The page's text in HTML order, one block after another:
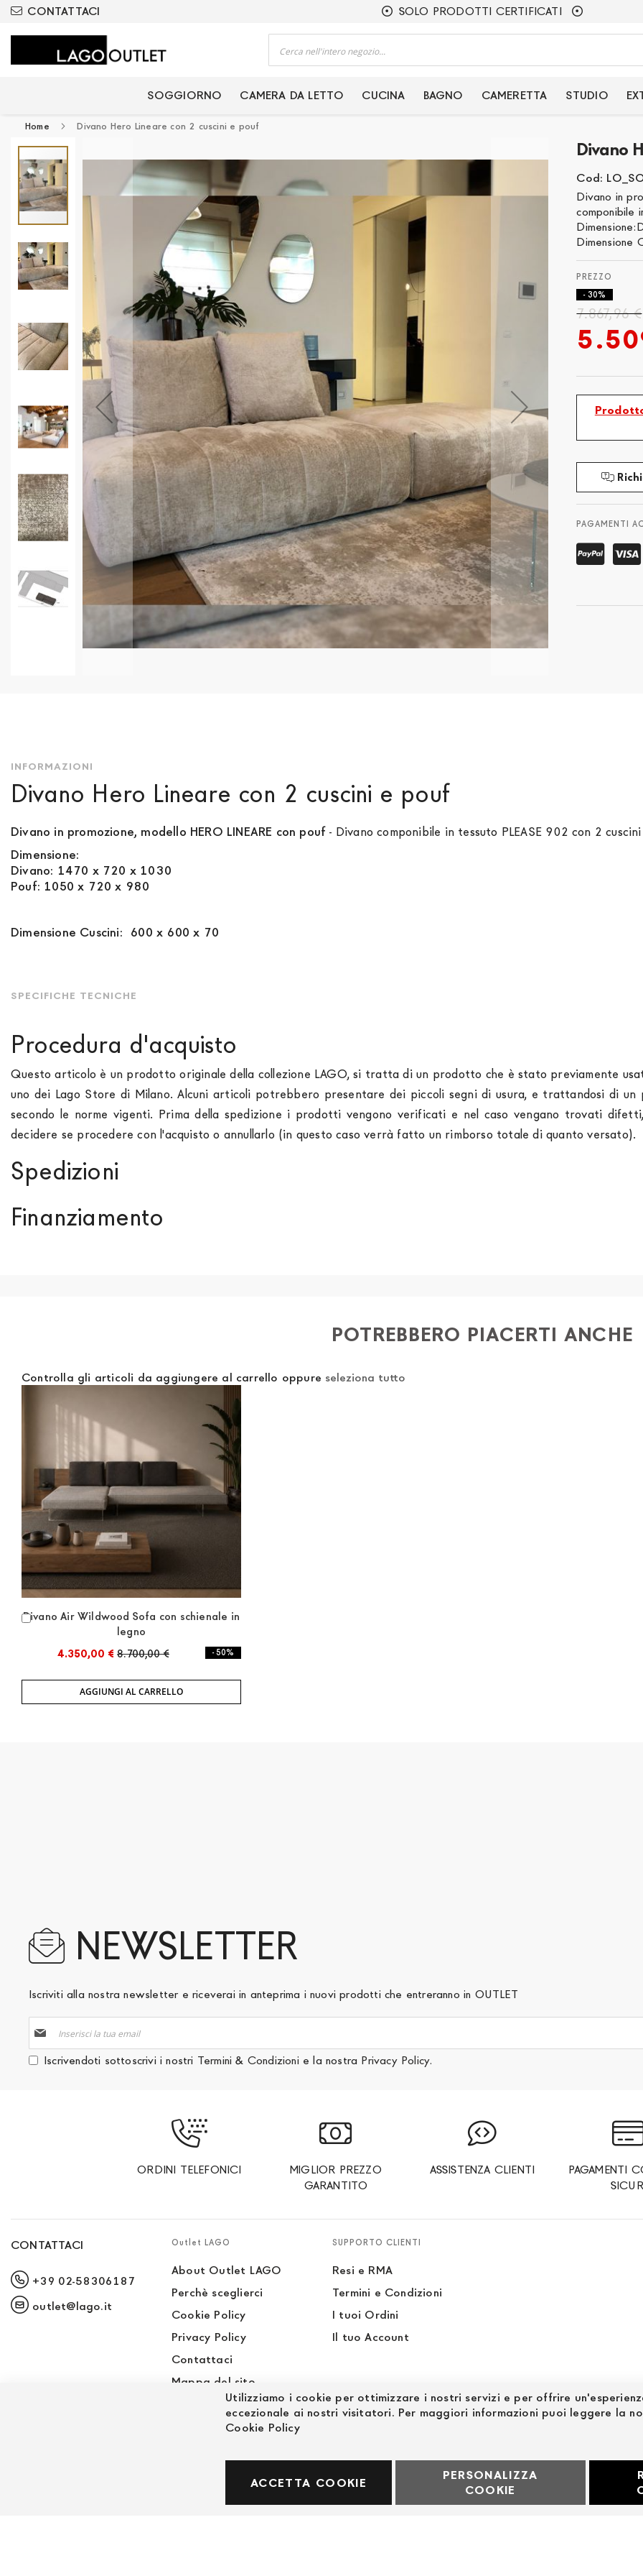
CONTATTACI
CERTIFICATI SOLO PRODOTTI CERTIFICATI
SOGGIORNO CAMERA DA LETTO CUCINA BAGNO CAMERETTA STUDIO
Home Divano Hero Lineare con 2 cuscini e pouf
Divano
Cod:
Divano in
componibile
Dimensione
7.867,96 €
- 30%
PAGAMENTI
Vai
alla
fine
della
galleria
INFORMAZIONI
Divano Hero Lineare con 2 cuscini e pouf
Divano in promozione, modello HERO LINEARE con pouf - Divano componibile in tessuto PLEASE 902 con 2 cuscini
Dimensione:
Divano: 1470 x 720 x 1030
Pouf: 1050 x 720 x 980
Dimensione Cuscini: 600 x 600 x 70
SPECIFICHE TECNICHE
Procedura d'acquisto
Questo articolo è un prodotto originale della collezione LAGO, si tratta di un prodotto che è stato previamente
uno dei Lago Store di Milano. Alcuni articoli potrebbero presentare dei piccoli segni di usura, e trattandosi di
secondo le norme vigenti. Prima della spedizione i prodotti vengono verificati e nel caso vengano trovati
decidere se procedere con l'acquisto o annullarlo (in questo caso verrà fatto un rimborso totale di quanto versato).
Spedizioni
paese di interesse. La spedizione
, che
Finanziamento
POTREBBERO PIACERTI ANCHE
Controlla gli articoli da aggiungere al carrello oppure seleziona tutto
Divano Air Wildwood Sofa con schienale in
legno
4.350,00 € 8.700,00 € - 50%
Aggiungi
Carrello
AGGIUNGI AL CARRELLO
NEWSLETTER
Iscriviti alla nostra newsletter e riceverai in anteprima i nuovi prodotti che entreranno in OUTLET
alla
nostra
Newsletter:
Iscrivendoti sottoscrivi i nostri Termini & Condizioni e la nostra Privacy Policy.
ORDINI TELEFONICI
MIGLIOR PREZZO
GARANTITO
ASSISTENZA CLIENTI
PAGAMENTI
CONTATTACI
+39 02-58306187
outlet@lago.it
Outlet LAGO
About Outlet LAGO
Perchè sceglierci
Cookie Policy
Privacy Policy
Contattaci
Mappa del sito
Sito LAGO
SUPPORTO CLIENTI
Resi e RMA
Termini e Condizioni
I tuoi Ordini
Il tuo Account
© Powered by MAV Arreda s.r.l. | P.IVA IT05919160969
Utilizziamo i cookie per ottimizzare i nostri servizi e per offrire
eccezionale ai nostri visitatori. Per maggiori informazioni puoi leggere la
Cookie Policy
ACCETTA COOKIE
PERSONALIZZA
COOKIE